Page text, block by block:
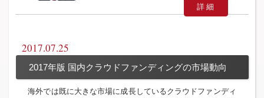
詳細
2017.07.25
2017年版 国内クラウドファンディングの市場動向
海外では既に大きな市場に成長しているクラウドファンディ